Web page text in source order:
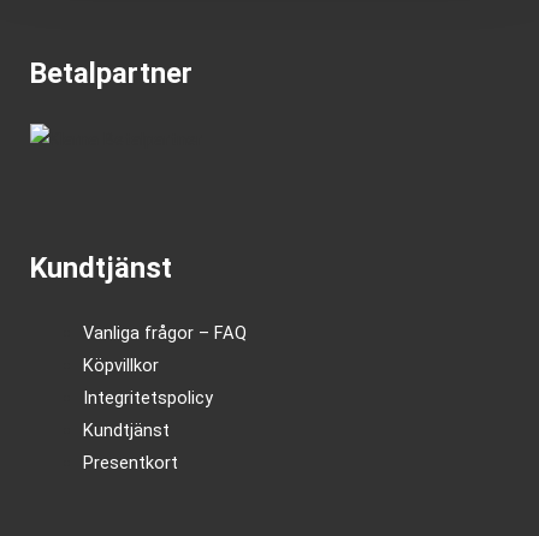
Betalpartner
Kundtjänst
Vanliga frågor – FAQ
Köpvillkor
Integritetspolicy
Kundtjänst
Presentkort